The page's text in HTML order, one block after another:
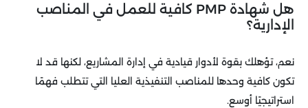
هل شهادة PMP كافية للعمل في المناصب
الإدارية؟
نعم، تؤهلك بقوة لأدوار قيادية في إدارة المشاريع، لكنها قد لا
تكون كافية وحدها للمناصب التنفيذية العليا التي تتطلب فهمًا
استراتيجيًا أوسع.